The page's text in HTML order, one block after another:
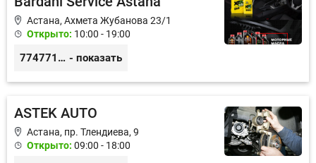
Астана, Ахмета Жубанова 23/1
Открыто: 10:00 - 19:00
77477104703 - показать
ASTEK AUTO
Астана, пр. Тлендиева, 9
Открыто: 09:00 - 18:00